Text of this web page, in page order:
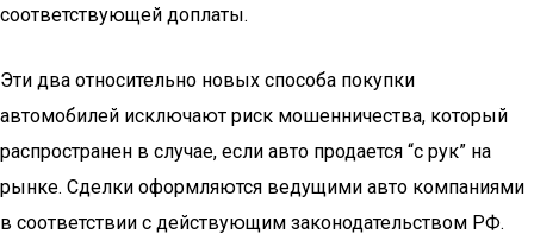
соответствующей доплаты.
Эти два относительно новых способа покупки
автомобилей исключают риск мошенничества, который
распространен в случае, если авто продается “с рук” на
рынке. Сделки оформляются ведущими авто компаниями
в соответствии с действующим законодательством РФ.